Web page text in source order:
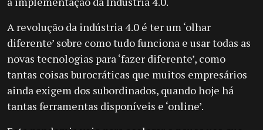
A revolução da indústria 4.0 é ter um ‘olhar
diferente’ sobre como tudo funciona e usar todas as
novas tecnologias para ‘fazer diferente’, como
tantas coisas burocráticas que muitos empresários
ainda exigem dos subordinados, quando hoje há
tantas ferramentas disponíveis e ‘online’.